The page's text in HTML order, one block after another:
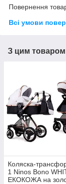
Повернення
Всі умови
З цим
Коляска-
1 Ninos Bono
ЕКОКОЖА на